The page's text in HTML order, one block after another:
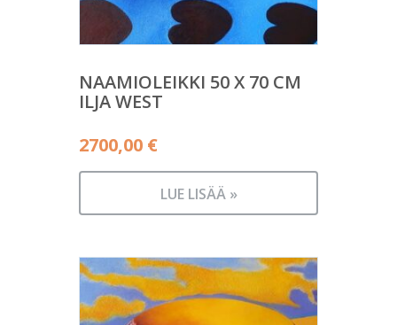
NAAMIOLEIKKI 50 X 70 CM
ILJA WEST
2700,00 €
LUE LISÄÄ »